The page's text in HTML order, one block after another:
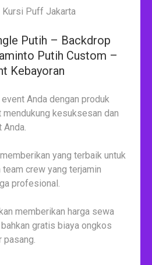
Putih – Backdrop
Putih Custom –
Kebayoran
Anda dengan produk
mendukung kesuksesan dan
Anda.
yang terbaik untuk
crew yang terjamin
profesional.
memberikan harga sewa
gratis biaya ongkos
pasang.